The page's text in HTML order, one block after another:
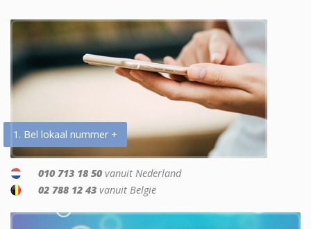
1. Bel lokaal nummer +
010 713 18 50 vanuit Nederland
02 788 12 43 vanuit België